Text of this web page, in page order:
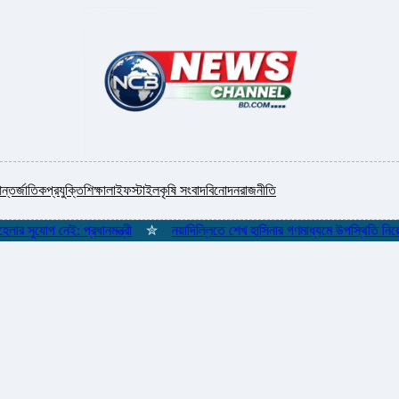
প্রযুক্তিশিক্ষালাইফস্টাইলকৃষি সংবাদবিনোদনরাজনীতি
নেই: প্রধানমন্ত্রী ✮ নয়াদিল্লিতে শেখ হাসিনার গণমাধ্যমে উপস্থিতি নিয়ে